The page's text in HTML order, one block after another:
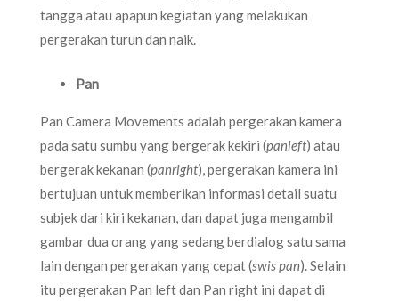
tangga atau apapun kegiatan yang melakukan
pergerakan turun dan naik.
Pan
Pan Camera Movements adalah pergerakan kamera
pada satu sumbu yang bergerak kekiri (panleft) atau
bergerak kekanan (panright), pergerakan kamera ini
bertujuan untuk memberikan informasi detail suatu
subjek dari kiri kekanan, dan dapat juga mengambil
gambar dua orang yang sedang berdialog satu sama
lain dengan pergerakan yang cepat (swis pan). Selain
itu pergerakan Pan left dan Pan right ini dapat di